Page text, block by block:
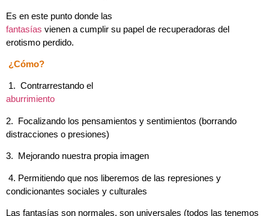
Es en este punto donde las
fantasías vienen a cumplir su papel de recuperadoras del
erotismo perdido.
¿Cómo?
1. Contrarrestando el
aburrimiento
2. Focalizando los pensamientos y sentimientos (borrando
distracciones o presiones)
3. Mejorando nuestra propia imagen
4. Permitiendo que nos liberemos de las represiones y
condicionantes sociales y culturales
Las fantasías son normales, son universales (todos las tenemos